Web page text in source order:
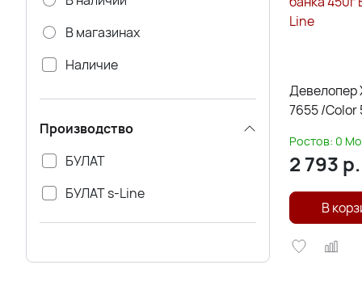
В магазинах
Наличие
Через 3-5 дней
Производство
БУЛАТ
БУЛАТ s-Line
Девелопер
7655 /Color
банка 450г
Line
Ростов: 0
2 793 р.
В